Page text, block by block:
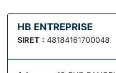
HB ENTREPRISE
SIRET : 48184161700048